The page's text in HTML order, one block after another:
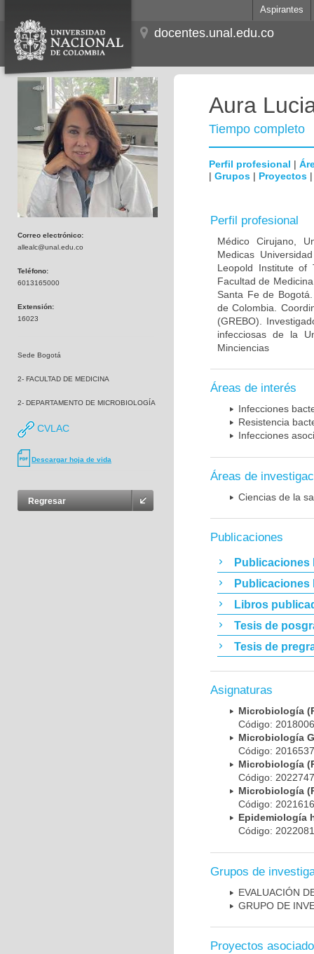
Aspirantes
docentes.unal.edu.co
Correo electrónico:
allealc@unal.edu.co
Teléfono:
6013165000
Extensión:
16023
Sede Bogotá
2- FACULTAD DE MEDICINA
2- DEPARTAMENTO DE MICROBIOLOGÍA
CVLAC
Descargar hoja de vida
Regresar
Aura
Tiempo completo
Perfil profesional |
| Grupos | Proyectos
Perfil profesional
Médico Cirujano,
Medicas
Leopold Institute of
Facultad de
Santa Fe de
de Colombia.
(GREBO).
infecciosas de la
Minciencias
Áreas de interés
Infecciones
Resistencia
Infecciones
Áreas de
Ciencias de la
Publicaciones
Publicaciones
Publicaciones
Libros
Tesis de
Tesis de
Asignaturas
Microbiología
Código:
Microbiología
Código:
Microbiología
Código:
Microbiología
Código:
Epidemiología
Código:
Grupos de
EVALUACIÓN
GRUPO DE
Proyectos